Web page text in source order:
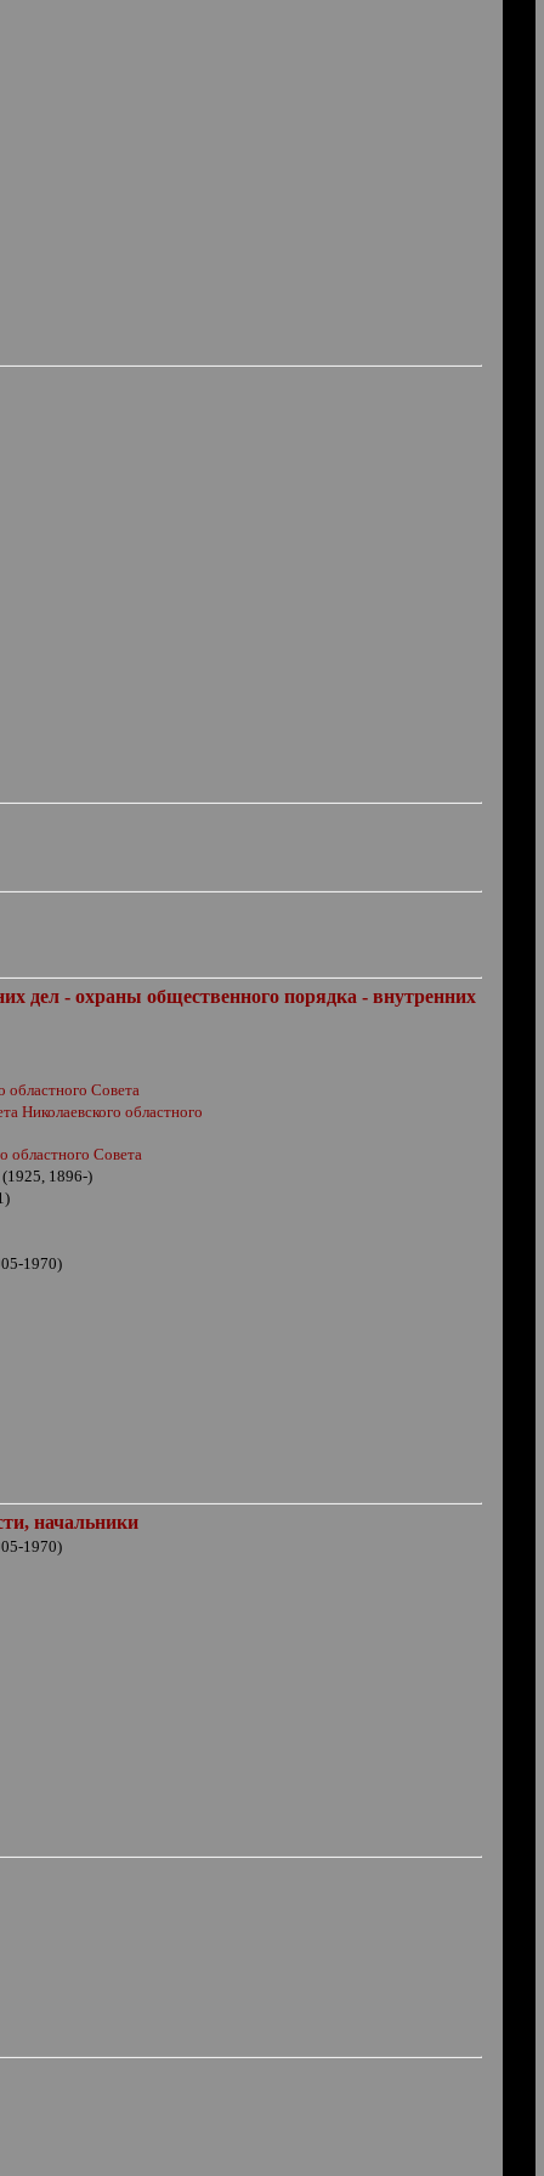
дел - охраны общественного порядка - внутренних
областного Совета
Николаевскогообластного
областного Совета
(1925, 1896-)
1970)
начальники
1970)